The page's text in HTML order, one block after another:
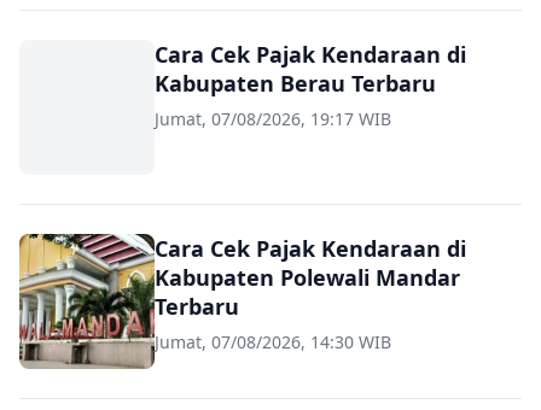
Cara Cek Pajak Kendaraan di
Kabupaten Berau Terbaru
Jumat, 07/08/2026, 19:17 WIB
Cara Cek Pajak Kendaraan di
Kabupaten Polewali Mandar
Terbaru
Jumat, 07/08/2026, 14:30 WIB